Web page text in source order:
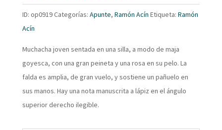
ID: op0919Categorías: Apunte, Ramón Acín Etiqueta: Ramón
Acín
Muchacha joven sentada en una silla, a modo de maja
goyesca, con una gran peineta y una rosa en su pelo. La
falda es amplia, de gran vuelo, y sostiene un pañuelo en
sus manos. Hay una nota manuscrita a lápiz en el ángulo
superior derecho ilegible.